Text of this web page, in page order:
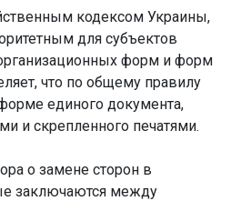
кодексом Украины,
для субъектов
форм и форм
что по общему правилу
единого документа,
и скрепленного печатями.
о замене сторон в
заключаются между